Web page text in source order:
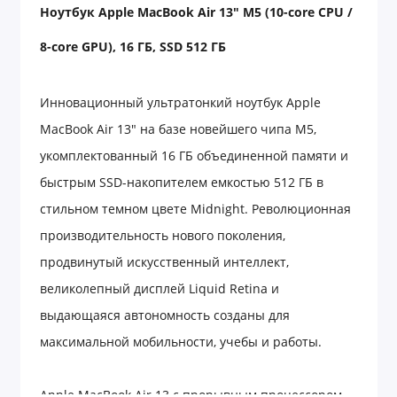
Ноутбук Apple MacBook Air 13" M5 (10-core CPU /
8-core GPU), 16 ГБ, SSD 512 ГБ
Инновационный ультратонкий ноутбук Apple
MacBook Air 13" на базе новейшего чипа M5,
укомплектованный 16 ГБ объединенной памяти и
быстрым SSD-накопителем емкостью 512 ГБ в
стильном темном цвете Midnight. Революционная
производительность нового поколения,
продвинутый искусственный интеллект,
великолепный дисплей Liquid Retina и
выдающаяся автономность созданы для
максимальной мобильности, учебы и работы.